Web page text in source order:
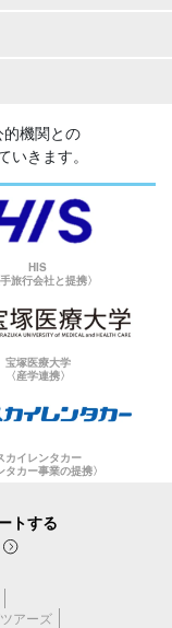
機関との
きます。
HIS
手旅行会社と提携〉
宝塚医療大学
〈産学連携〉
カイレンタカー
タカー事業の提携〉
トする
アーズ